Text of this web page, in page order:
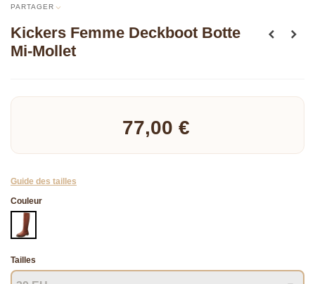
PARTAGER
Kickers Femme Deckboot Botte
Mi-Mollet
77,00 €
Guide des tailles
Couleur
NOIR
Tailles